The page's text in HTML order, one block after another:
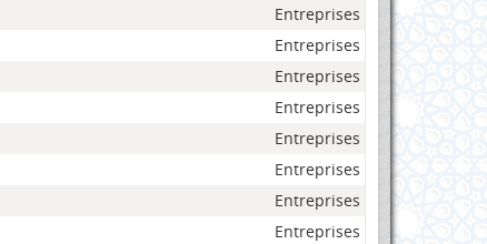
Entreprises
Entreprises
Entreprises
Entreprises
Entreprises
Entreprises
Entreprises
Entreprises